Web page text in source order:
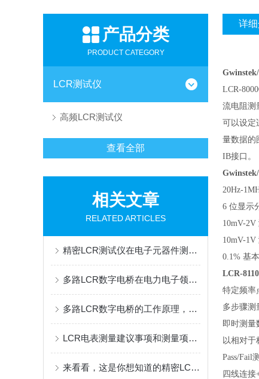
产品分类
PRODUCT CATEGORY
LCR测试仪
高频LCR测试仪
查看全部
相关文章
RELATED ARTICLES
精密LCR测试仪在电子元器件测试中的应用
多路LCR数字电桥在电力电子领域的应用
多路LCR数字电桥的工作原理，快来看下吧
LCR电表测量建议事项和测量项目介绍
来看看，这是你想知道的精密LCR测试仪吗？
详
LCR-
流电阻测
可以设定
量数据的
IB接口。
20Hz-
6 位显示
10mV-2V
10mV-1V
0.1% 基
LCR-
特定频率
多步骤
即时测量
以相对
Pass/Fail
四线连接